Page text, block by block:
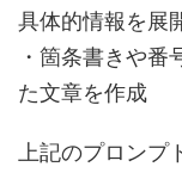
具体的情報を展
・箇条書きや
た文章を作成
上記のプロンプ